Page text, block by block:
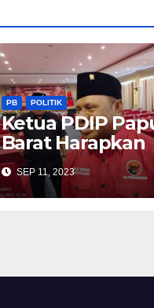
PB POLITIK
Ketua PDIP
Barat Harapkan
Perhatian Jika
Usulan
Penjabat
SEP 11, 2023